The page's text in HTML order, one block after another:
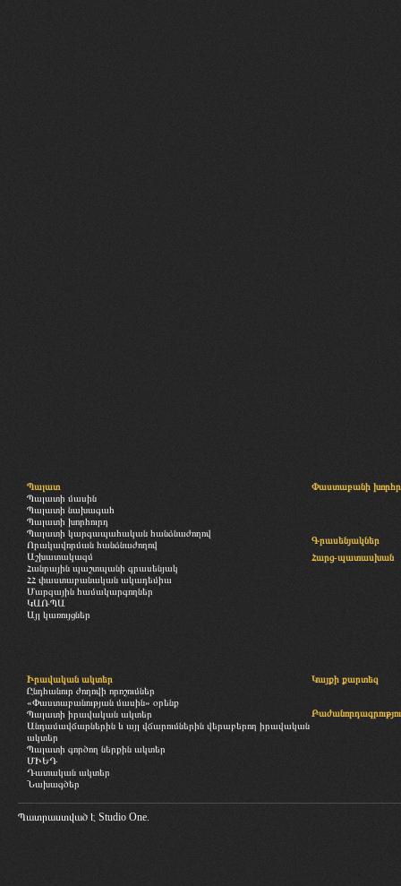
Պալատ
Պալատի մասին
Պալատի նախագահ
Պալատի խորհուրդ
Պալատի կարգապահական հանձնաժողով
Որակավորման հանձնաժողով
Աշխատակազմ
Հանրային պաշտպանի գրասենյակ
ՀՀ փաստաբանական ակադեմիա
Մարզային համակարգողներ
ԿԱՌՊԱ
Այլ կառույցներ
Փաստաբանի
Գրասենյակներ
Հարց-պատասխան
Իրավական ակտեր
Ընդհանուր ժողովի որոշումներ
«Փաստաբանության մասին» օրենք
Պալատի իրավական ակտեր
Անդամավճարներին և այլ վճարումներին վերաբերող իրավական
ակտեր
Պալատի գործող ներքին ակտեր
ՄԻԵԴ
Դատական ակտեր
Նախագծեր
Կայքի քարտեզ
Պատրաստված է Studio One.